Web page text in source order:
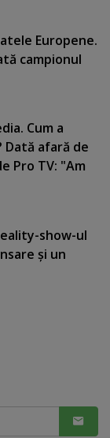
Europene.
campionul
Cum a
Dată afară de
Pro TV: "Am
show-ul
şi un